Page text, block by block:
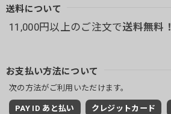
送料について
11,000円以上のご注文で送料無料！
お支払い方法について
次の方法がご利用いただけます。
PAY ID あと払い クレジットカード